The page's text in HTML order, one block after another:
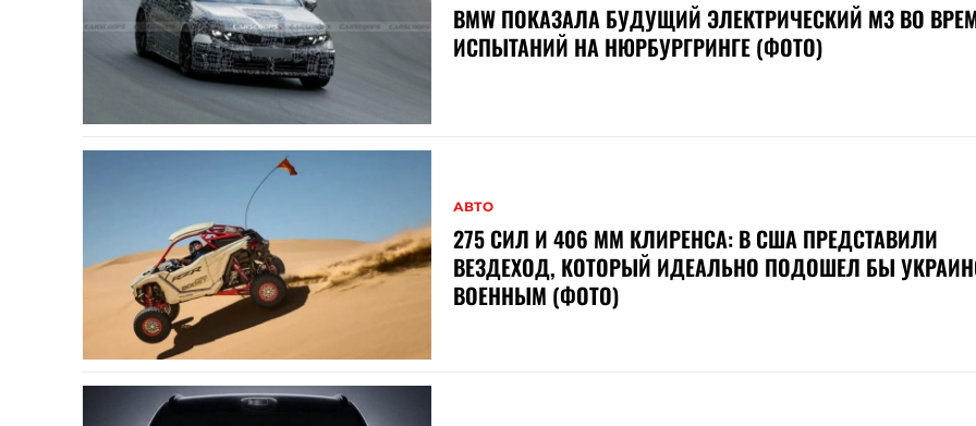
BMW ПОКАЗАЛА БУДУЩИЙ ЭЛЕКТРИЧЕСКИЙ M3 ВО
ИСПЫТАНИЙ НА НЮРБУРГРИНГЕ (ФОТО)
АВТО
275 СИЛ И 406 ММ КЛИРЕНСА: В США ПРЕДСТАВИЛИ
ВЕЗДЕХОД, КОТОРЫЙ ИДЕАЛЬНО ПОДОШЕЛ БЫ
ВОЕННЫМ (ФОТО)